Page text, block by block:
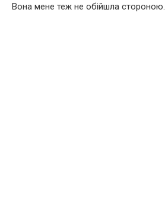
Вона мене теж не обійшла стороною.